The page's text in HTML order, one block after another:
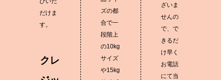
だけま
す。
クレ
ズの都
合で一
段階上
の10kg
サイズ
や15kg
ざいま
せんの
で、で
きるだ
け早く
お電話
にて当